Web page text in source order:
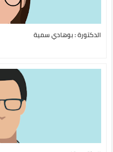
الدكتورة : بوهادي سمية